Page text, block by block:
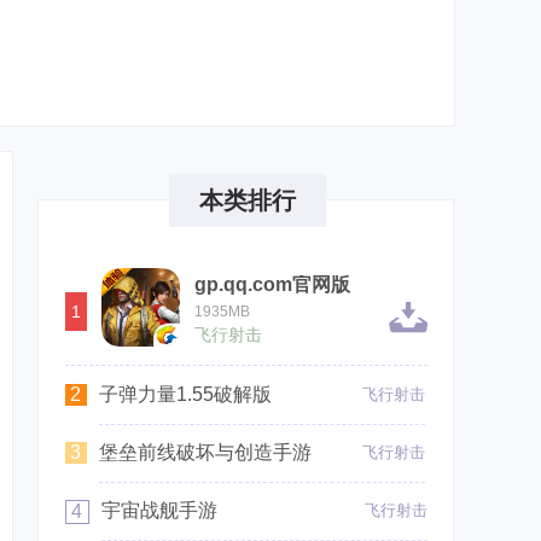
本类排行
1
gp.qq.com官网版
1935MB
飞行射击
2 子弹力量1.55破解版 飞行射击
3 堡垒前线破坏与创造手游 飞行射击
4 宇宙战舰手游 飞行射击